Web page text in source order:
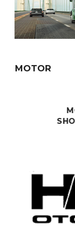
MOTOR